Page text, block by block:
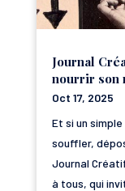
Journal
nourrir son
Oct 17, 2025
Et si un
souffler,
Journal
à tous, qui